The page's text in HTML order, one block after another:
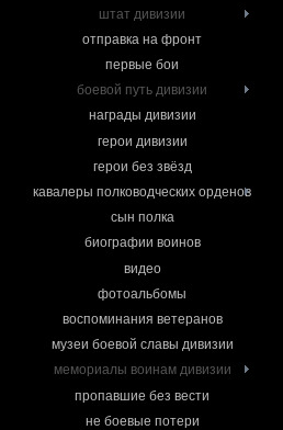
штат дивизии
отправка на фронт
первые бои
боевой путь дивизии
награды дивизии
герои дивизии
герои без звёзд
кавалеры полководческих орденов
сын полка
биографии воинов
видео
фотоальбомы
воспоминания ветеранов
музеи боевой славы дивизии
мемориалы воинам дивизии
пропавшие без вести
не боевые потери